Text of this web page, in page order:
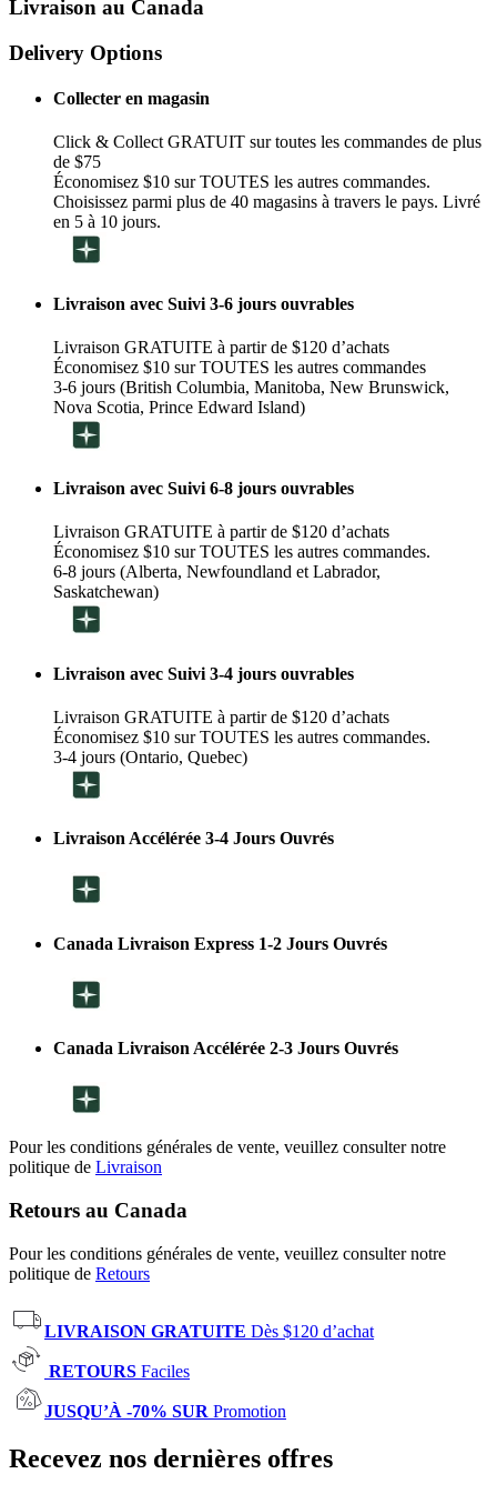
Livraison au Canada
Delivery Options
Collecter en magasin
Click & Collect GRATUIT sur toutes les commandes de plus
de $75
Économisez $10 sur TOUTES les autres commandes.
Choisissez parmi plus de 40 magasins à travers le pays. Livré
en 5 à 10 jours.
Livraison avec Suivi 3-6 jours ouvrables
Livraison GRATUITE à partir de $120 d’achats
Économisez $10 sur TOUTES les autres commandes
3-6 jours (British Columbia, Manitoba, New Brunswick,
Nova Scotia, Prince Edward Island)
Livraison avec Suivi 6-8 jours ouvrables
Livraison GRATUITE à partir de $120 d’achats
Économisez $10 sur TOUTES les autres commandes.
6-8 jours (Alberta, Newfoundland et Labrador,
Saskatchewan)
Livraison avec Suivi 3-4 jours ouvrables
Livraison GRATUITE à partir de $120 d’achats
Économisez $10 sur TOUTES les autres commandes.
3-4 jours (Ontario, Quebec)
Livraison Accélérée 3-4 Jours Ouvrés
Canada Livraison Express 1-2 Jours Ouvrés
Canada Livraison Accélérée 2-3 Jours Ouvrés
Pour les conditions générales de vente, veuillez consulter notre
politique de Livraison
Retours au Canada
Pour les conditions générales de vente, veuillez consulter notre
politique de Retours
LIVRAISON GRATUITE Dès $120 d’achat
RETOURS Faciles
JUSQU’À -70% SUR Promotion
Recevez nos dernières offres